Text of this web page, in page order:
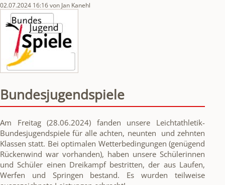
02.07.2024 16:16von Jan Kanehl
Bundesjugendspiele
Am Freitag (28.06.2024) fanden unsere Leichtathletik-
Bundesjugendspiele für alle achten, neunten und zehnten
Klassen statt. Bei optimalen Wetterbedingungen (genügend
Rückenwind war vorhanden), haben unsere Schülerinnen
und Schüler einen Dreikampf bestritten, der aus Laufen,
Werfen und Springen bestand. Es wurden teilweise